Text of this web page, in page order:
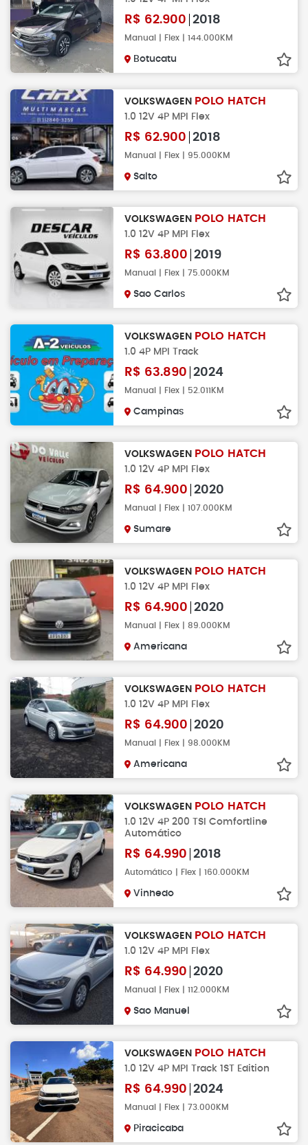
R$ 62.900 2018
Manual | Flex | 144.000KM
Botucatu
VOLKSWAGEN POLO HATCH
1.0 12V 4P MPI Flex
R$ 62.900 2018
Manual | Flex | 95.000KM
Salto
VOLKSWAGEN POLO HATCH
1.0 12V 4P MPI Flex
R$ 63.800 2019
Manual | Flex | 75.000KM
Sao Carlos
VOLKSWAGEN POLO HATCH
1.0 4P MPI Track
R$ 63.890 2024
Manual | Flex | 52.011KM
Campinas
VOLKSWAGEN POLO HATCH
1.0 12V 4P MPI Flex
R$ 64.900 2020
Manual | Flex | 107.000KM
Sumare
VOLKSWAGEN POLO HATCH
1.0 12V 4P MPI Flex
R$ 64.900 2020
Manual | Flex | 89.000KM
Americana
VOLKSWAGEN POLO HATCH
1.0 12V 4P MPI Flex
R$ 64.900 2020
Manual | Flex | 98.000KM
Americana
VOLKSWAGEN POLO HATCH
1.0 12V 4P 200 TSI Comfortline
Automático
R$ 64.990 2018
Automático | Flex | 160.000KM
Vinhedo
VOLKSWAGEN POLO HATCH
1.0 12V 4P MPI Flex
R$ 64.990 2020
Manual | Flex | 112.000KM
Sao Manuel
VOLKSWAGEN POLO HATCH
1.0 12V 4P MPI Track 1ST Edition
R$ 64.990 2024
Manual | Flex | 73.000KM
Piracicaba